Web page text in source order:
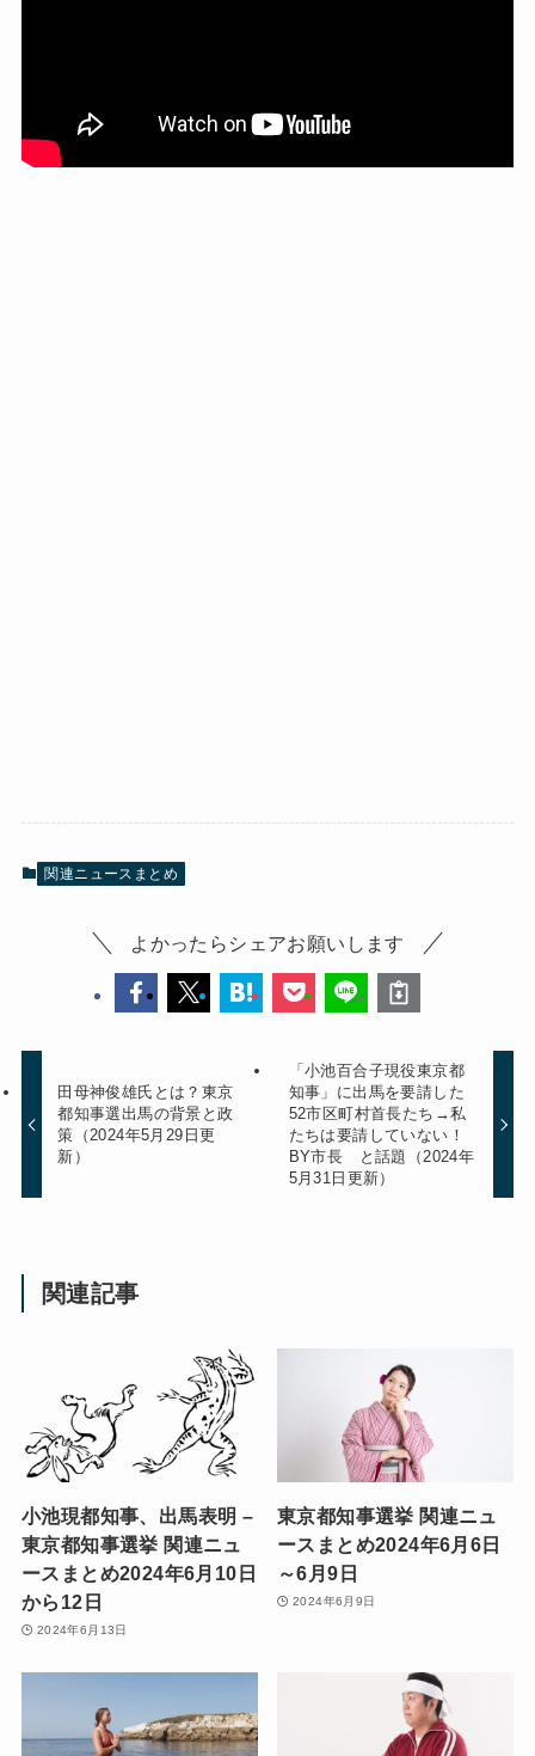
関連ニュースまとめ
よかったらシェアお願いします
田母神俊雄氏とは？東京
都知事選出馬の背景と政
策（2024年5月29日更
新）
「小池百合子現役東京都
知事」に出馬を要請した
52市区町村首長たち→私
たちは要請していない！
BY市長 と話題（2024年
5月31日更新）
関連記事
小池現都知事、出馬表明 –
東京都知事選挙 関連ニュ
ースまとめ2024年6月10日
から12日
2024年6月13日
東京都知事選挙 関連ニュ
ースまとめ2024年6月6日
～6月9日
2024年6月9日